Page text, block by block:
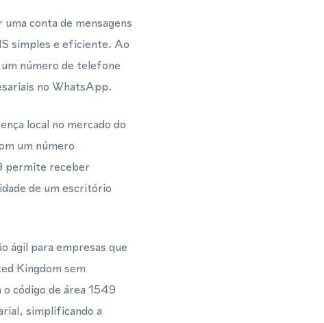
conta de mensagens
simples e eficiente. Ao
número de telefone
no WhatsApp.
local no mercado do
um número
permite receber
de um escritório
ágil para empresas que
Kingdom sem
código de área 1549
simplificando a